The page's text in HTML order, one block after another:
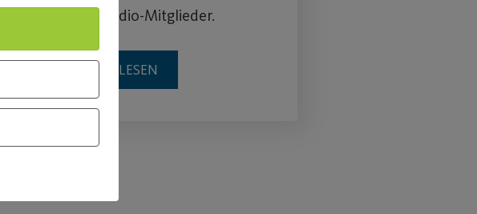
Fitnessstudio-Mitglieder.
WEITERLESEN